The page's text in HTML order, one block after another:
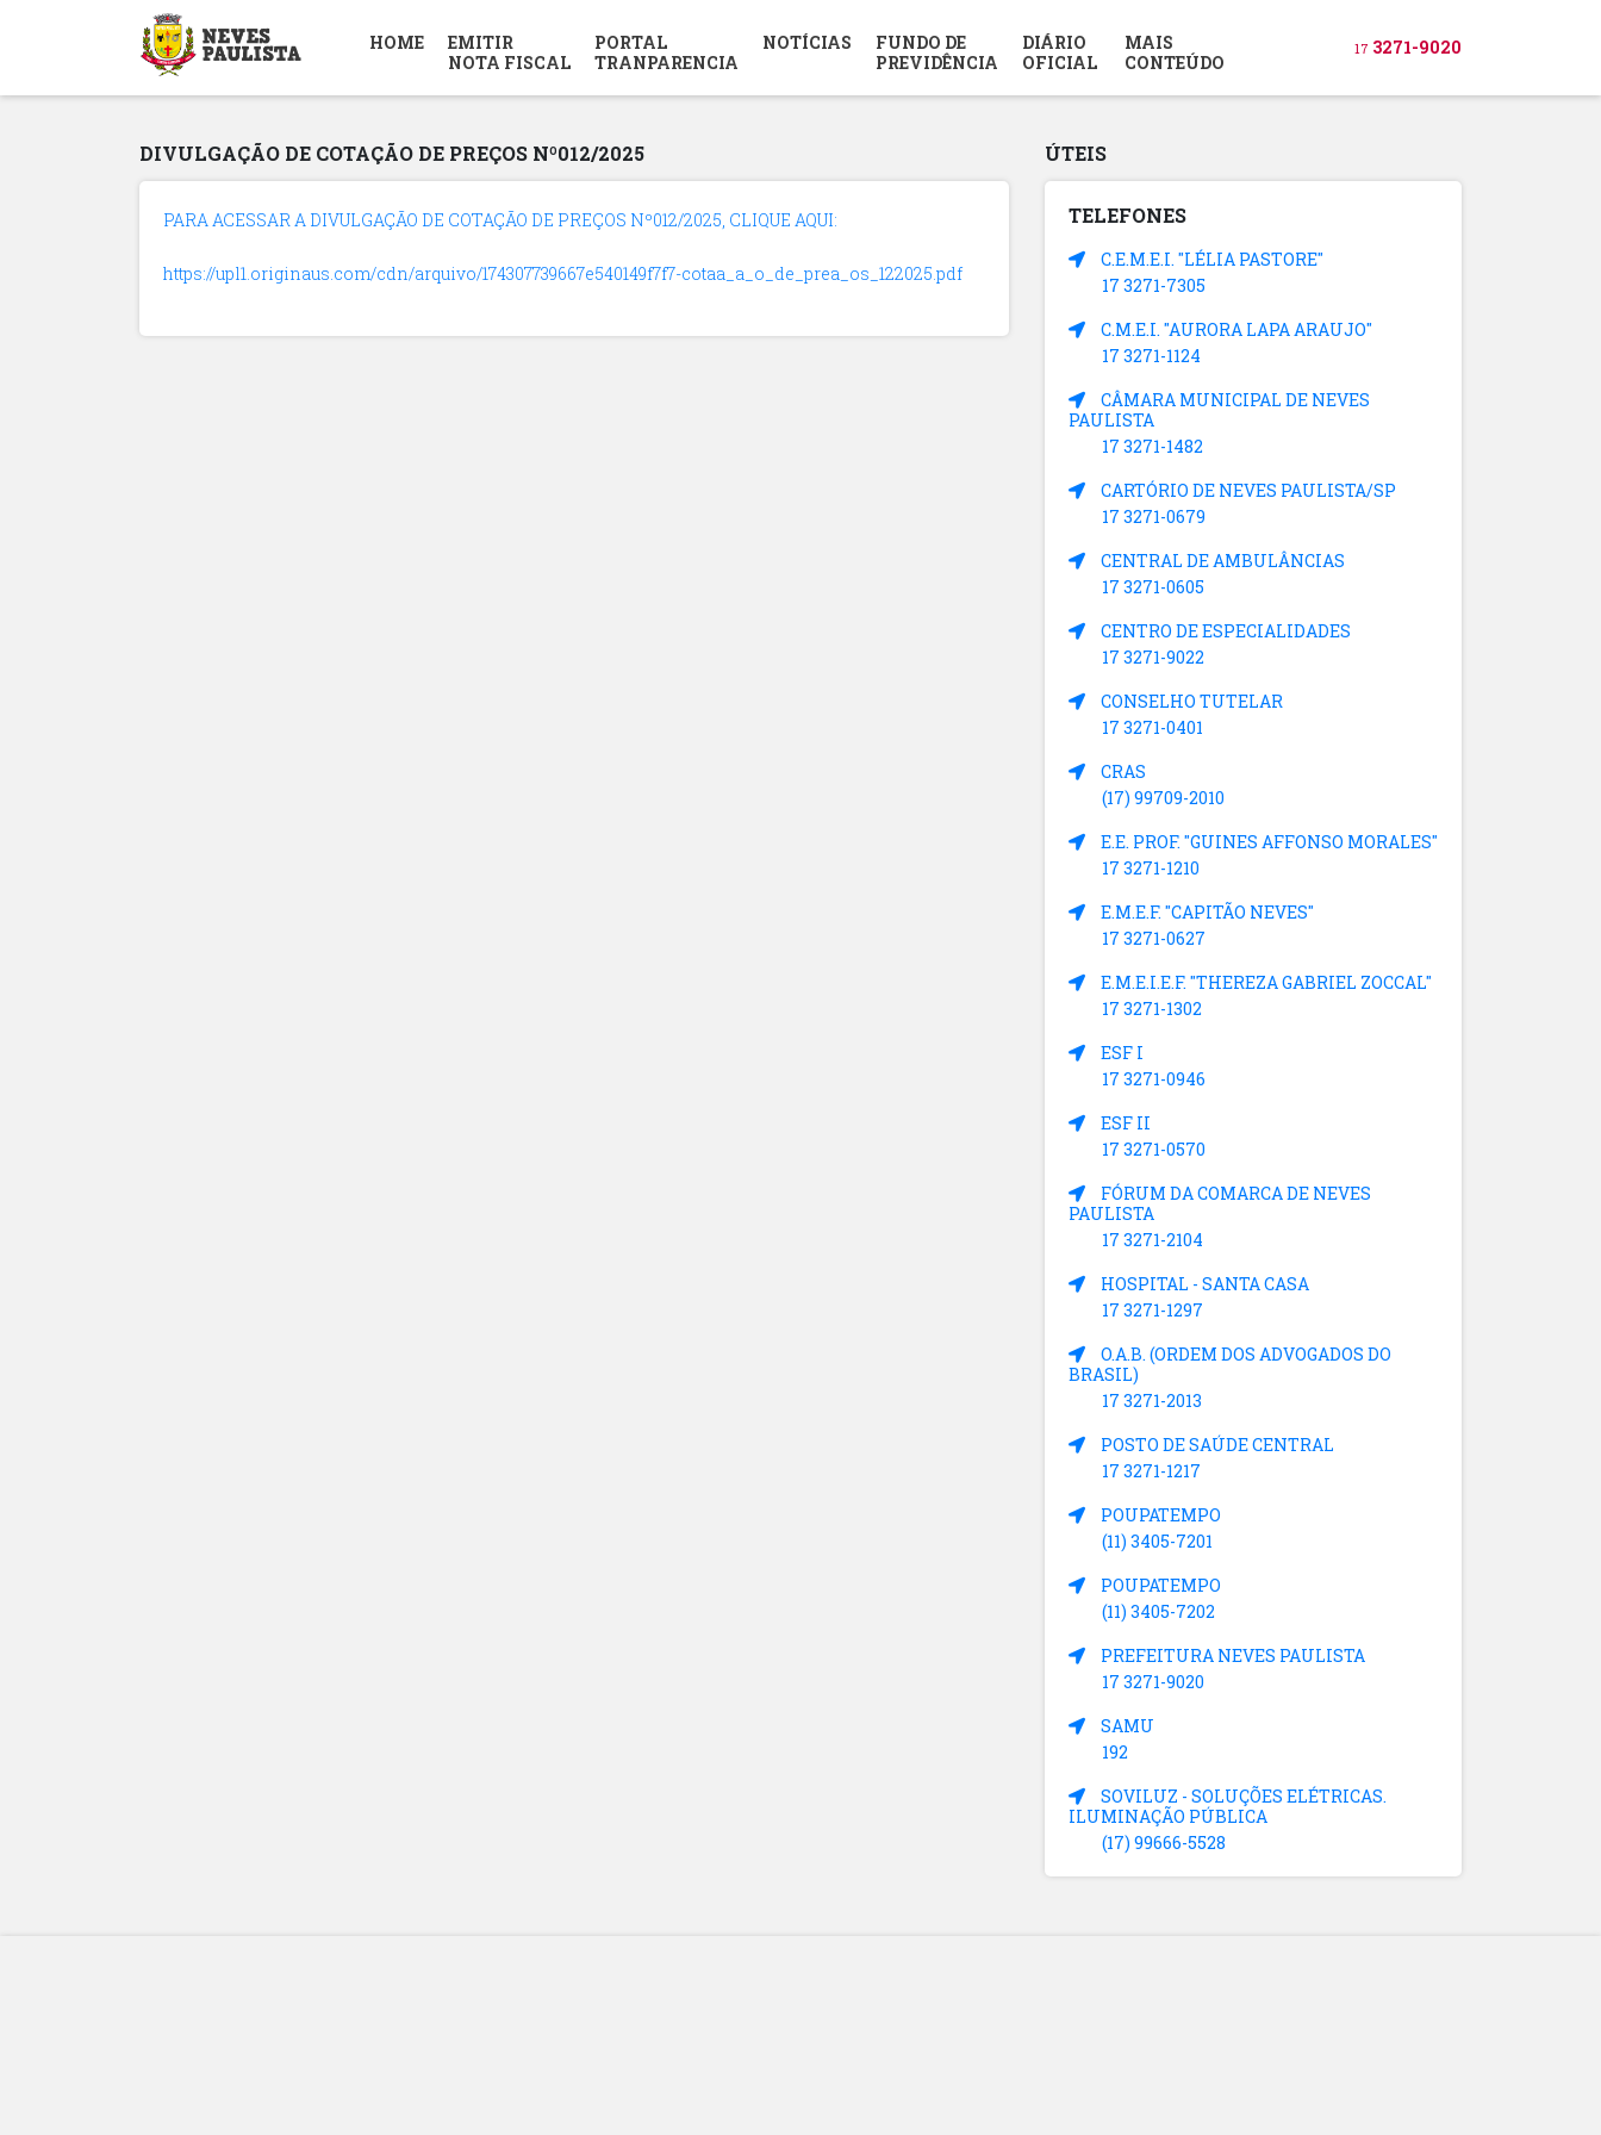
HOME
EMITIR
NOTA FISCAL
PORTAL
TRANPARENCIA
NOTÍCIAS
FUNDO DE
PREVIDÊNCIA
DIÁRIO
OFICIAL
MAIS
CONTEÚDO
17 3271-9020
DIVULGAÇÃO DE COTAÇÃO DE PREÇOS Nº012/2025
PARA ACESSAR A DIVULGAÇÃO DE COTAÇÃO DE PREÇOS Nº012/2025, CLIQUE AQUI:
https://upl1.originaus.com/cdn/arquivo/174307739667e540149f7f7-cotaa_a_o_de_prea_os_122025.pdf
ÚTEIS
TELEFONES
C.E.M.E.I. "LÉLIA PASTORE"
17 3271-7305
C.M.E.I. "AURORA LAPA ARAUJO"
17 3271-1124
CÂMARA MUNICIPAL DE NEVES
PAULISTA
17 3271-1482
CARTÓRIO DE NEVES PAULISTA/SP
17 3271-0679
CENTRAL DE AMBULÂNCIAS
17 3271-0605
CENTRO DE ESPECIALIDADES
17 3271-9022
CONSELHO TUTELAR
17 3271-0401
CRAS
(17) 99709-2010
E.E. PROF. "GUINES AFFONSO MORALES"
17 3271-1210
E.M.E.F. "CAPITÃO NEVES"
17 3271-0627
E.M.E.I.E.F. "THEREZA GABRIEL ZOCCAL"
17 3271-1302
ESF I
17 3271-0946
ESF II
17 3271-0570
FÓRUM DA COMARCA DE NEVES
PAULISTA
17 3271-2104
HOSPITAL - SANTA CASA
17 3271-1297
O.A.B. (ORDEM DOS ADVOGADOS DO
BRASIL)
17 3271-2013
POSTO DE SAÚDE CENTRAL
17 3271-1217
POUPATEMPO
(11) 3405-7201
POUPATEMPO
(11) 3405-7202
PREFEITURA NEVES PAULISTA
17 3271-9020
SAMU
192
SOVILUZ - SOLUÇÕES ELÉTRICAS.
ILUMINAÇÃO PÚBLICA
(17) 99666-5528